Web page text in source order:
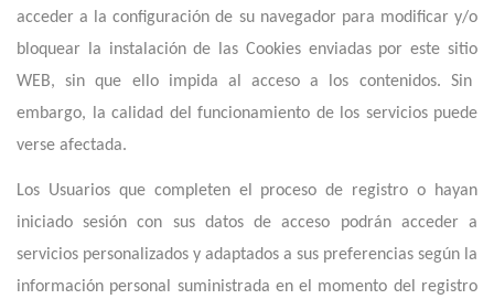
acceder a la configuración de su navegador para modificar y/o
bloquear la instalación de las Cookies enviadas poreste sitio
WEB, sin que ello impida al acceso a los contenidos. Sin
embargo, la calidad del funcionamiento de los servicios puede
verse afectada.
Los Usuarios que completen el proceso de registro o hayan
iniciado sesión con sus datos de acceso podrán acceder a
servicios personalizados y adaptados a sus preferencias según la
información personal suministrada en el momento del registro